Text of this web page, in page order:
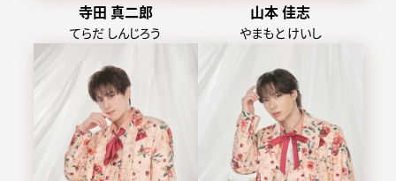
寺田 真二郎
てらだ しんじろう
山本 佳志
やまもと けいし